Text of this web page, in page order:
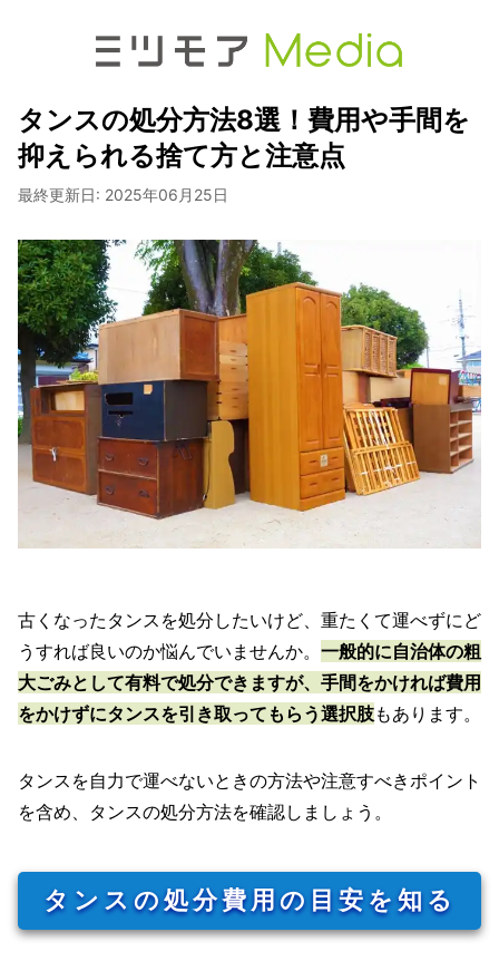
タンスの処分方法8選！費用や手間を
抑えられる捨て方と注意点
最終更新日: 2025年06月25日
古くなったタンスを処分したいけど、重たくて運べずにど
うすれば良いのか悩んでいませんか。 一般的に自治体の粗
大ごみとして有料で処分できますが、手間をかければ費用
をかけずにタンスを引き取ってもらう選択肢もあります。
タンスを自力で運べないときの方法や注意すべきポイント
を含め、タンスの処分方法を確認しましょう。
タンスの処分費用の目安を知る